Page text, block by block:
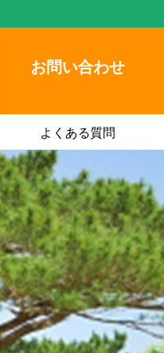
お問い合わせ
よくある質問